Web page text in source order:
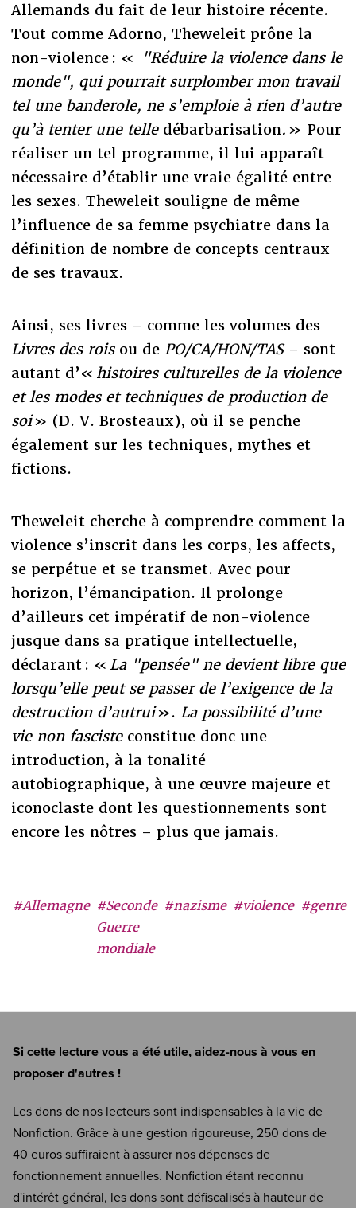
#Allemagne #Seconde
Guerre
mondiale
#nazisme #violence #genre
Allemands du fait de leur histoire récente.
Tout comme Adorno, Theweleit prône la
non-violence : «
"Réduire la violence dans le
monde", qui pourrait surplomber mon travail
tel une banderole, ne s’emploie à rien d’autre
qu’à tenter une telle débarbarisation. » Pour
réaliser un tel programme, il lui apparaît
nécessaire d’établir une vraie égalité entre
les sexes. Theweleit souligne de même
l’influence de sa femme psychiatre dans la
définition de nombre de concepts centraux
de ses travaux.
Ainsi, ses livres – comme les volumes des
Livres des roisou de PO/CA/HON/TAS – sont
autant d’« histoires culturelles de la violence
et les modes et techniques de production de
soi» (D. V. Brosteaux), où il se penche
également sur les techniques, mythes et
fictions.
Theweleit cherche à comprendre comment la
violence s’inscrit dans les corps, les affects,
se perpétue et se transmet. Avec pour
horizon, l’émancipation. Il prolonge
d’ailleurs cet impératif de non-violence
jusque dans sa pratique intellectuelle,
déclarant : « La "pensée" ne devient libre que
lorsqu’elle peut se passer de l’exigence de la
destruction d’autrui». La possibilité d’une
vie non fasciste constitue donc une
introduction, à la tonalité
autobiographique, à une œuvre majeure et
iconoclaste dont les questionnements sont
encore les nôtres – plus que jamais.
Si cette lecture vous a été utile, aidez-nous à vous en
proposer d'autres !
Les dons de nos lecteurs sont indispensables à la vie de
Nonfiction. Grâce à une gestion rigoureuse, 250 dons de
40 euros suffiraient à assurer nos dépenses de
fonctionnement annuelles. Nonfiction étant reconnu
d'intérêt général, les dons sont défiscalisés à hauteur de